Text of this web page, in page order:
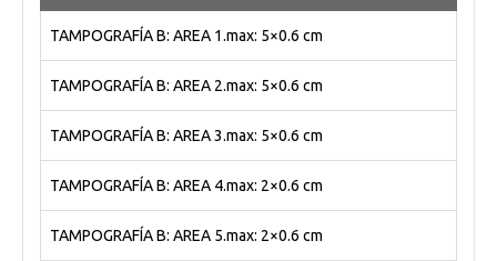
TAMPOGRAFÍA B: AREA 1.max: 5×0.6 cm
TAMPOGRAFÍA B: AREA 2.max: 5×0.6 cm
TAMPOGRAFÍA B: AREA 3.max: 5×0.6 cm
TAMPOGRAFÍA B: AREA 4.max: 2×0.6 cm
TAMPOGRAFÍA B: AREA 5.max: 2×0.6 cm